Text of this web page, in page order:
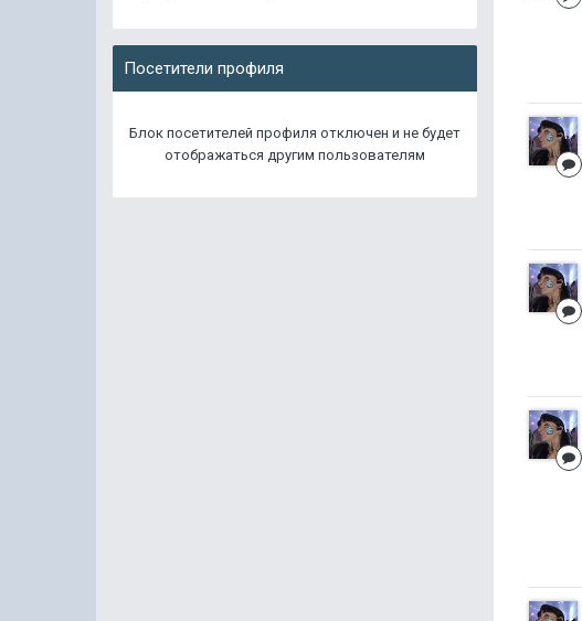
Посетители профиля
Блок посетителей профиля отключен и не будет
отображаться другим пользователям